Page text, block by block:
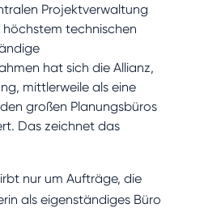
Projektverwaltung
technischen
hat sich die Allianz,
mittlerweile als eine
großen Planungsbüros
Das zeichnet das
nur um Aufträge, die
als eigenständiges Büro